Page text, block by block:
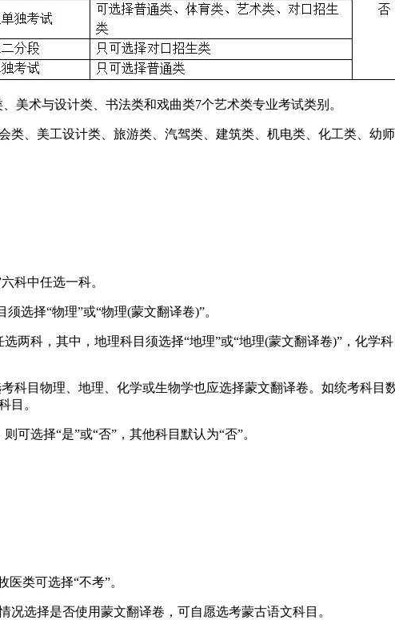
美术与设计类、书法类和戏曲类7个艺术类专业考试类别。
、美工设计类、旅游类、汽驾类、建筑类、机电类、化工类、幼
科中任选一科。
选择“物理”或“物理(蒙文翻译卷)”。
两科，其中，地理科目须选择“地理”或“地理(蒙文翻译卷)”，化学
科目物理、地理、化学或生物学也应选择蒙文翻译卷。如统考科
目。
可选择“是”或“否”，其他科目默认为“否”。
类可选择“不考”。
选择是否使用蒙文翻译卷，可自愿选考蒙古语文科目。